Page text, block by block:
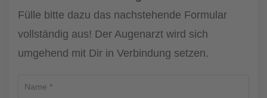
Fülle bitte dazu das nachstehende Formular
vollständig aus! Der Augenarzt wird sich
umgehend mit Dir in Verbindung setzen.